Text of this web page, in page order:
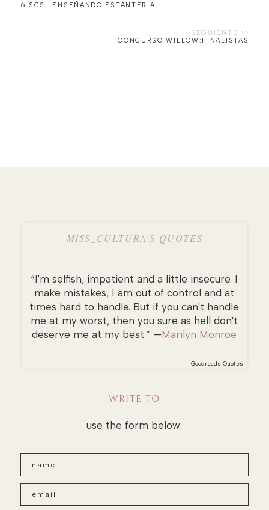
6 SCSL:ENSEÑANDO ESTANTERIA
CONCURSO WILLOW:FINALISTAS
MISS_CULTURA’S QUOTES
“I'm selfish, impatient and a little insecure. I
make mistakes, I am out of control and at
times hard to handle. But if you can't handle
me at my worst, then you sure as hell don't
deserve me at my best.” —Marilyn Monroe
Goodreads Quotes
WRITE TO
use the form below: